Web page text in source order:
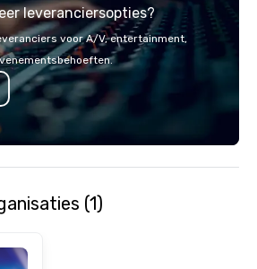
fast, reliable
same-day gallery
agenda demands it),
to executive
leveranciersopties?
voor A/V, entertainment,
(1)